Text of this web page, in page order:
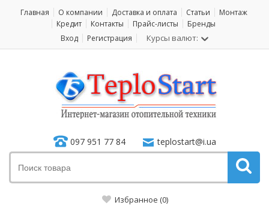
Главная О компании Доставка и оплата Статьи
Монтаж
Кредит
Контакты Прайс-листы
Бренды
Вход
Регистрация Курсы валют:
097 951 77 84 teplostart@i.ua
Избранное (0)